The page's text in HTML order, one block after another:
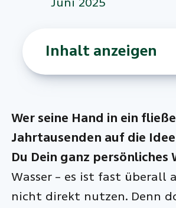
Inhalt anzeigen
Wer seine Hand in ein
Jahrtausenden auf die
Du Dein ganz
Wasser – es ist fast überall
nicht direkt nutzen. Denn